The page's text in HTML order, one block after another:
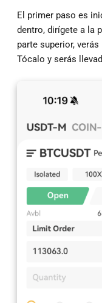
El primer paso es
dentro, dirígete a la
parte superior,
Tócalo y serás